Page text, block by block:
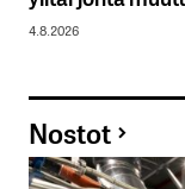
4.8.2026
Nostot